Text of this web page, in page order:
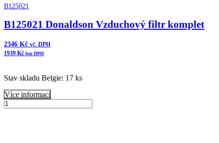
B125021
B125021 Donaldson Vzduchový filtr komplet
2346 Kč vč. DPH
1939 Kč bez DPH
Stav skladu Belgie: 17 ks
Více informací
B125021